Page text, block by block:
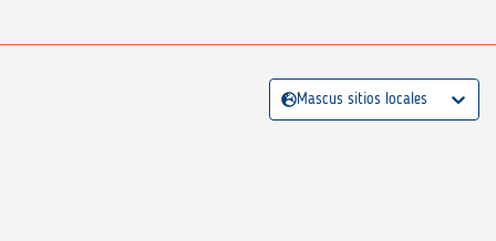
Mascus sitios locales